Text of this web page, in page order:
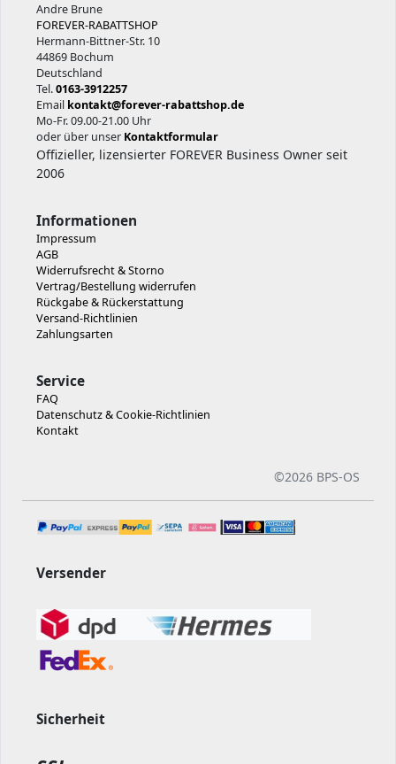
Andre Brune
FOREVER-RABATTSHOP
Hermann-Bittner-Str. 10
44869 Bochum
Deutschland
Tel.0163-3912257
Email kontakt@forever-rabattshop.de
Mo-Fr. 09.00-21.00 Uhr
oder über unser Kontaktformular
Offizieller, lizensierter FOREVER Business Owner seit
2006
Informationen
Impressum
AGB
Widerrufsrecht & Storno
Vertrag/Bestellung widerrufen
Rückgabe & Rückerstattung
Versand-Richtlinien
Zahlungsarten
Service
FAQ
Datenschutz & Cookie-Richtlinien
Kontakt
©2026 BPS-OS
Versender
Sicherheit